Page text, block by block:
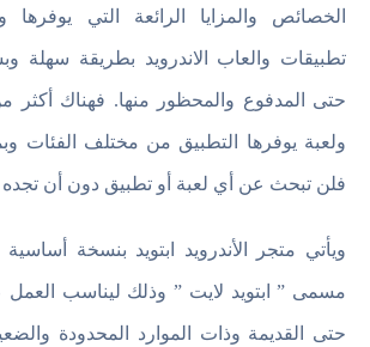
الخصائص والمزايا الرائعة التي يوفرها
تطبيقات والعاب الاندرويد بطريقة سهلة
ولعبة يوفرها التطبيق من مختلف الفئات
فلن تبحث عن أي لعبة أو تطبيق دون أن تجده
ويأتي متجر الأندرويد ابتويد بنسخة
مسمى ” ابتويد لايت ” وذلك ليناسب العمل
حتى القديمة وذات الموارد المحدودة